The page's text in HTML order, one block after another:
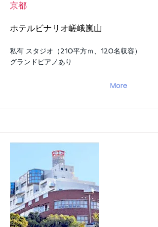
京都
ホテルビナリオ嵯峨嵐山
私有 スタジオ（210平方ｍ、120名収容）
グランドピアノあり
More